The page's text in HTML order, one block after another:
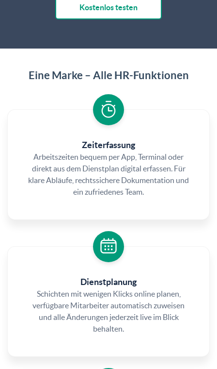
Kostenlos testen
Eine Marke – Alle HR-Funktionen
Zeiterfassung
Arbeitszeiten bequem per App, Terminal oder
direkt aus dem Dienstplan digital erfassen. Für
klare Abläufe, rechtssichere Dokumentation und
ein zufriedenes Team.
Dienstplanung
Schichten mit wenigen Klicks online planen,
verfügbare Mitarbeiter automatisch zuweisen
und alle Änderungen jederzeit live im Blick
behalten.